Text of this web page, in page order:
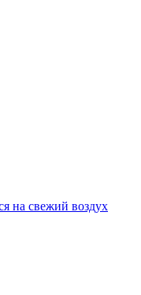
на свежий воздух